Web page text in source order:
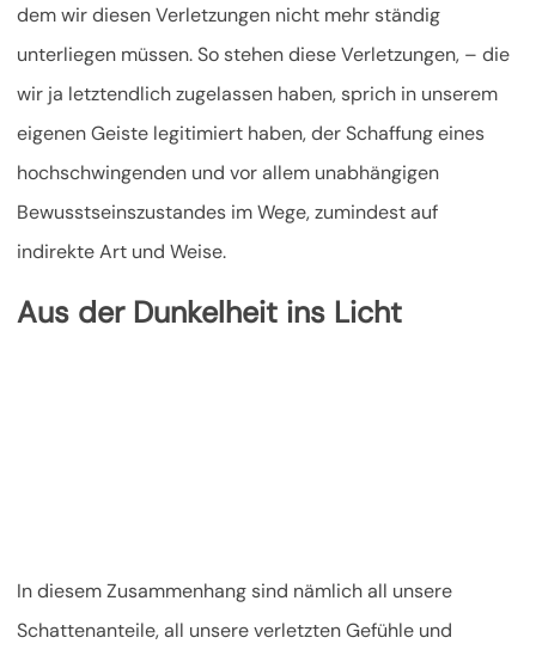
dem wir diesen Verletzungen nicht mehr ständig
unterliegen müssen. So stehen diese Verletzungen, – die
wir ja letztendlich zugelassen haben, sprich in unserem
eigenen Geiste legitimiert haben, der Schaffung eines
hochschwingenden und vor allem unabhängigen
Bewusstseinszustandes im Wege, zumindest auf
indirekte Art und Weise.
Aus der Dunkelheit ins Licht
In diesem Zusammenhang sind nämlich all unsere
Schattenanteile, all unsere verletzten Gefühle und